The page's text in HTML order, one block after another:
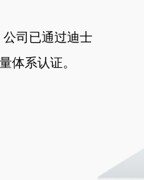
司已通过迪士
体系认证。